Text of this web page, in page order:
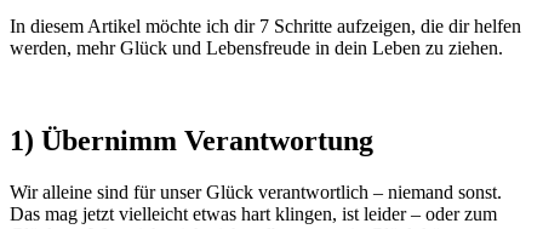
In diesem Artikel möchte ich dir 7 Schritte aufzeigen, die dir helfen
werden, mehr Glück und Lebensfreude in dein Leben zu ziehen.
1) Übernimm Verantwortung
Wir alleine sind für unser Glück verantwortlich – niemand sonst.
Das mag jetzt vielleicht etwas hart klingen, ist leider – oder zum